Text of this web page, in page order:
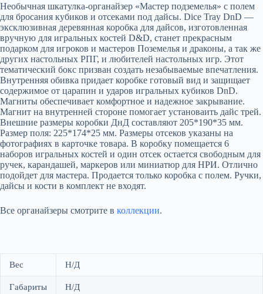
Необычная шкатулка-органайзер «Мастер подземелья» с полем
для бросания кубиков и отсеками под дайсы. Dice Tray DnD —
эксклюзивная деревянная коробка для дайсов, изготовленная
вручную для игральных костей D&D, станет прекрасным
подарком для игроков и мастеров Поземелья и драконы, а так же
других настольных РПГ, и любителей настольных игр. Этот
тематический бокс призван создать незабываемые впечатления.
Внутренняя обивка придает коробке готовый вид и защищает
содержимое от царапин и ударов игральных кубиков DnD.
Магниты обеспечивает комфортное и надежное закрывание.
Магнит на внутренней стороне помогает установаить дайс трей.
Внешние размеры коробки ДнД составляют 205*190*35 мм.
Размер поля: 225*174*25 мм. Размеры отсеков указаны на
фотографиях в карточке товара. В коробку помещается 6
наборов игральных костей и один отсек остается свободным для
ручек, карандашей, маркеров или миниатюр для НРИ. Отлично
подойдет для мастера. Продается только коробка с полем. Ручки,
дайсы и кости в комплект не входят.
Все органайзеры смотрите в коллекции.
Вес Н/Д
Габариты Н/Д